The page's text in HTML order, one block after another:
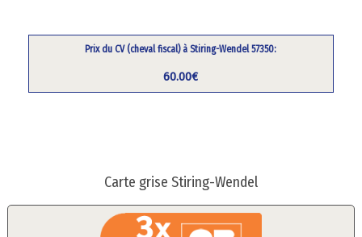
Prix du CV (cheval fiscal) à Stiring-Wendel 57350:
60.00€
Carte grise Stiring-Wendel